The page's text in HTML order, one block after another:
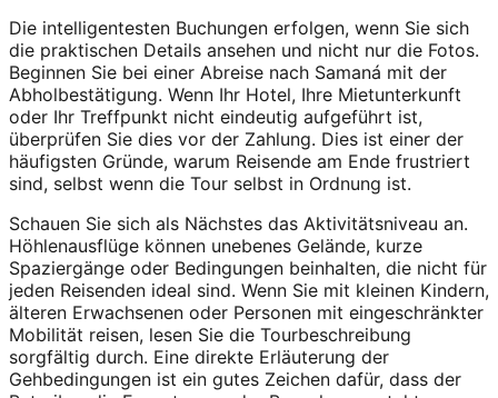
Die intelligentesten Buchungen erfolgen, wenn Sie sich
die praktischen Details ansehen und nicht nur die Fotos.
Beginnen Sie bei einer Abreise nach Samaná mit der
Abholbestätigung. Wenn Ihr Hotel, Ihre Mietunterkunft
oder Ihr Treffpunkt nicht eindeutig aufgeführt ist,
überprüfen Sie dies vor der Zahlung. Dies ist einer der
häufigsten Gründe, warum Reisende am Ende frustriert
sind, selbst wenn die Tour selbst in Ordnung ist.
Schauen Sie sich als Nächstes das Aktivitätsniveau an.
Höhlenausflüge können unebenes Gelände, kurze
Spaziergänge oder Bedingungen beinhalten, die nicht für
jeden Reisenden ideal sind. Wenn Sie mit kleinen Kindern,
älteren Erwachsenen oder Personen mit eingeschränkter
Mobilität reisen, lesen Sie die Tourbeschreibung
sorgfältig durch. Eine direkte Erläuterung der
Gehbedingungen ist ein gutes Zeichen dafür, dass der